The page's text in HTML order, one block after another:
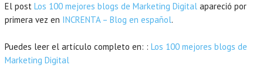
El post Los 100 mejores blogs de Marketing Digital apareció por
primera vez en INCRENTA – Blog en español.
Puedes leer el artículo completo en: : Los 100 mejores blogs de
Marketing Digital